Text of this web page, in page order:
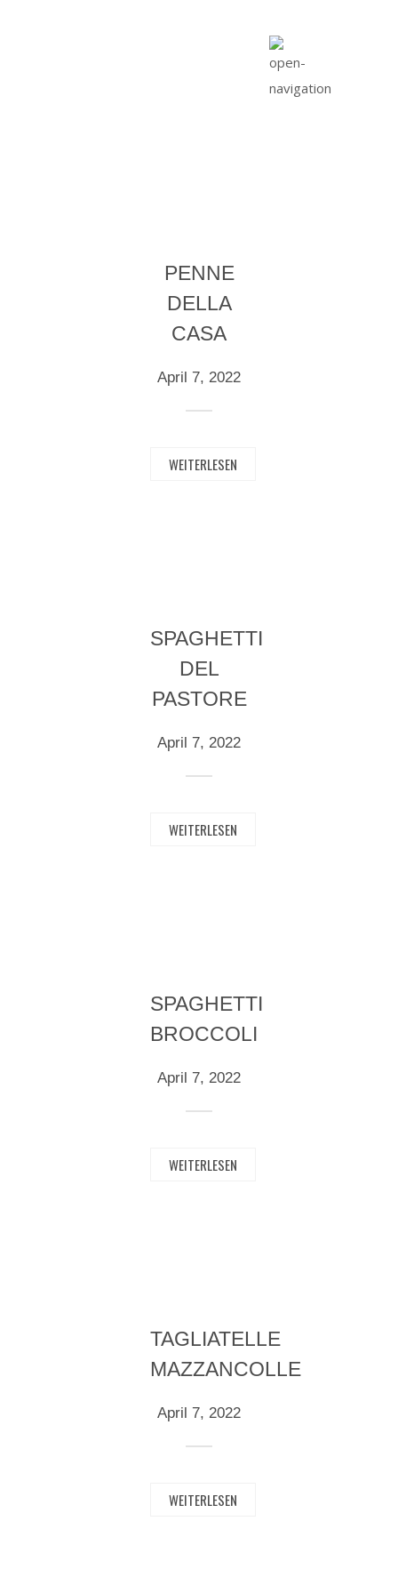
PENNE
DELLA
CASA
April 7, 2022
WEITERLESEN
SPAGHETTI
DEL
PASTORE
April 7, 2022
WEITERLESEN
SPAGHETTI
BROCCOLI
April 7, 2022
WEITERLESEN
TAGLIATELLE
MAZZANCOLLE
April 7, 2022
WEITERLESEN